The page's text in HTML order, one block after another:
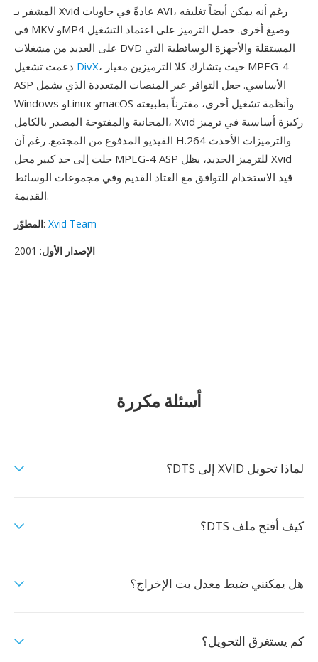
المشفر بـ Xvid عادةً في حاويات AVI، رغم أنه يمكن أيضاً تغليفه
في MKV وMP4 وصيغ أخرى. حصل الترميز على اعتماد التشغيل
على العديد من مشغلات DVD المستقلة والأجهزة الوسائطية التي
DivX، حيث يتشارك كلا الترميزين معيار MPEG-4
ASP الأساسي. جعل التوافر عبر المنصات المتعددة الذي يشمل
Windows وLinux وmacOS وأنظمة تشغيل أخرى، مقترناً بطبيعته
المجانية والمفتوحة المصدر بالكامل، Xvid ركيزة أساسية في ترميز
الفيديو المدفوع من المجتمع. رغم أن H.264 والترميزات الأحدث
حلت إلى حد كبير محل MPEG-4 ASP للترميز الجديد، يظل Xvid
قيد الاستخدام للتوافق مع العتاد القديم وفي مجموعات الوسائط
القديمة.
المطوّر: Xvid Team
الإصدار الأول: 2001
أسئلة مكررة
لماذا تحويل XVID إلى DTS؟
كيف أفتح ملف DTS؟
هل يمكنني ضبط معدل بت الإخراج؟
كم يستغرق التحويل؟